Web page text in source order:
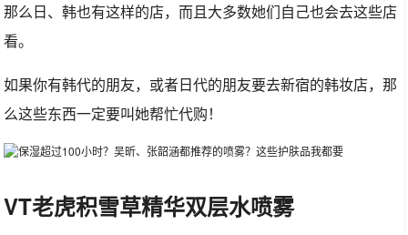
那么日、韩也有这样的店，而且大多数她们自己也会去这些店
看。
如果你有韩代的朋友，或者日代的朋友要去新宿的韩妆店，那
么这些东西一定要叫她帮忙代购！
VT老虎积雪草精华双层水喷雾